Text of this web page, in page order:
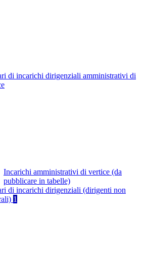
di incarichi dirigenziali amministrativi di
Incarichi amministrativi di vertice (da
pubblicare in tabelle)
di incarichi dirigenziali (dirigenti non
1